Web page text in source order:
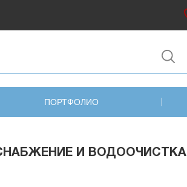
ПОРТФОЛИО
И ВОДООЧИСТКА